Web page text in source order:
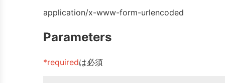
application/x-www-form-urlencoded
Parameters
*requiredは必須